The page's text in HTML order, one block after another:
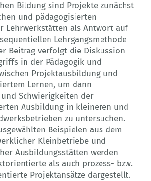
Bildung sind Projekte zunächst
und pädagogisierten
Lehrwerkstätten als Antwort auf
Lehrgangsmethode
Beitrag verfolgt die Diskussion
in der Pädagogik und
Projektausbildung und
Lernen, um dann
Schwierigkeiten der
Ausbildung in kleineren und
zu untersuchen.
Beispielen aus dem
Kleinbetriebe und
Ausbildungsstätten werden
als auch prozess- bzw.
Projektansätze dargestellt.